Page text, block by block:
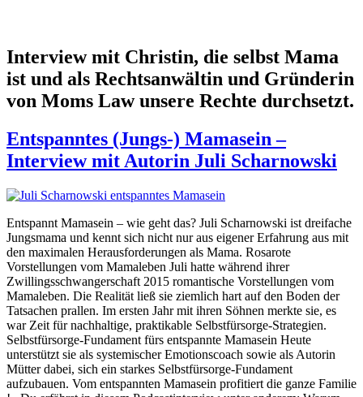
Interview mit Christin, die selbst Mama
ist und als Rechtsanwältin und Gründerin
von Moms Law unsere Rechte durchsetzt.
Entspanntes (Jungs-) Mamasein –
Interview mit Autorin Juli Scharnowski
Entspannt Mamasein – wie geht das? Juli Scharnowski ist dreifache
Jungsmama und kennt sich nicht nur aus eigener Erfahrung aus mit
den maximalen Herausforderungen als Mama. Rosarote
Vorstellungen vom Mamaleben Juli hatte während ihrer
Zwillingsschwangerschaft 2015 romantische Vorstellungen vom
Mamaleben. Die Realität ließ sie ziemlich hart auf den Boden der
Tatsachen prallen. Im ersten Jahr mit ihren Söhnen merkte sie, es
war Zeit für nachhaltige, praktikable Selbstfürsorge-Strategien.
Selbstfürsorge-Fundament fürs entspannte Mamasein Heute
unterstützt sie als systemischer Emotionscoach sowie als Autorin
Mütter dabei, sich ein starkes Selbstfürsorge-Fundament
aufzubauen. Vom entspannten Mamasein profitiert die ganze Familie